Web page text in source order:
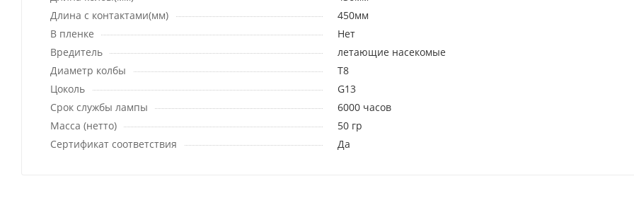
Длина с контактами(мм)
450мм
В пленке
Нет
Вредитель
летающие насекомые
Диаметр колбы
Т8
Цоколь
G13
Срок службы лампы
6000 часов
Масса (нетто)
50 гр
Сертификат соответствия
Да